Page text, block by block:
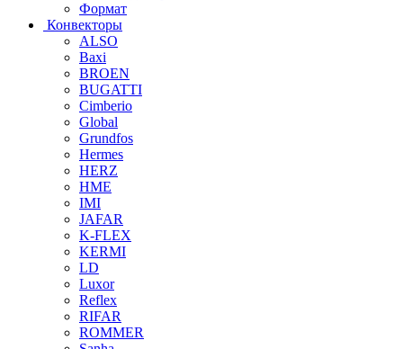
Формат
Конвекторы
ALSO
Baxi
BROEN
BUGATTI
Cimberio
Global
Grundfos
Hermes
HERZ
HME
IMI
JAFAR
K-FLEX
KERMI
LD
Luxor
Reflex
RIFAR
ROMMER